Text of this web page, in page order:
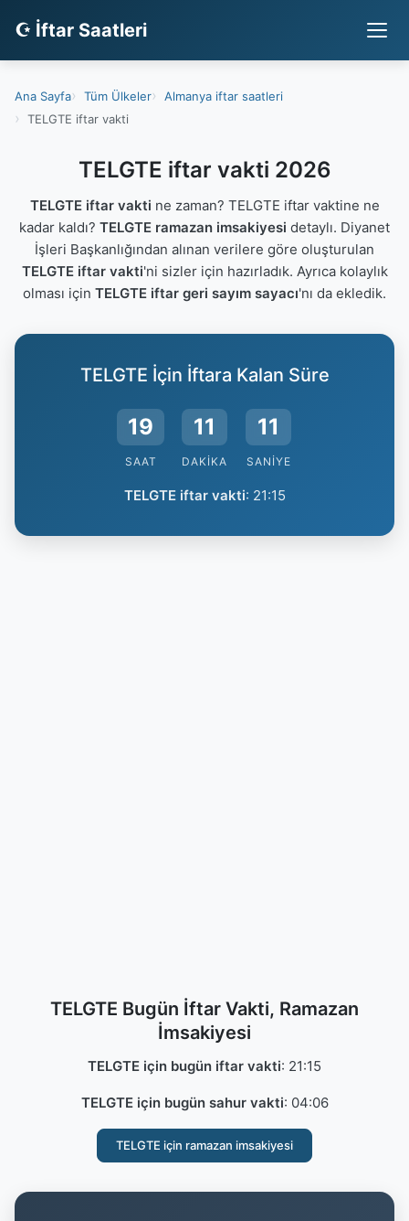
☪ İftar Saatleri
Ana Sayfa Tüm Ülkeler
Almanya iftar saatleri
TELGTE iftar vakti
TELGTE iftar vakti 2026
TELGTE iftar vakti ne zaman? TELGTE iftar vaktine ne
kadar kaldı? TELGTE ramazan imsakiyesi detaylı. Diyanet
İşleri Başkanlığından alınan verilere göre oluşturulan
TELGTE iftar vakti'ni sizler için hazırladık. Ayrıca kolaylık
olması için TELGTE iftar geri sayım sayacı'nı da ekledik.
TELGTE İçin İftara Kalan Süre
19
SAAT
11
DAKIKA
10
SANIYE
TELGTE iftar vakti: 21:15
TELGTE Bugün İftar Vakti, Ramazan
İmsakiyesi
TELGTE için bugün iftar vakti: 21:15
TELGTE için bugün sahur vakti: 04:06
TELGTE için ramazan imsakiyesi